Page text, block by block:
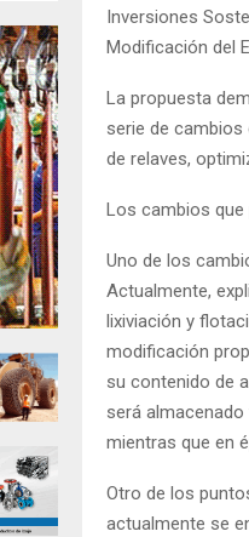
Inversiones
Modificación del
La propuesta
serie de
de relaves,
Los cambios que
Uno de los
Actualmente,
lixiviación y
modificación
su contenido de
será
mientras que en
Otro de los
actualmente se